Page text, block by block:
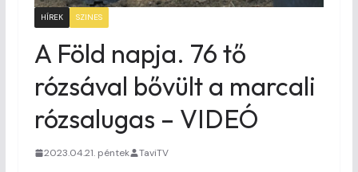
HÍREK SZINES
A Föld napja. 76 tő
rózsával bővült a marcali
rózsalugas – VIDEÓ
2023.04.21. péntek TaviTV